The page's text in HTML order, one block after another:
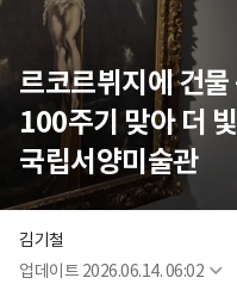
르코르뷔지에 건
100주기 맞아 더
국립서양미술관
김기철
업데이트 2026.06.14. 06:02